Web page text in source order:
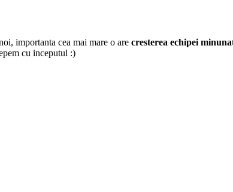
importanta cea mai mare o are cresterea echipei
cu inceputul :)